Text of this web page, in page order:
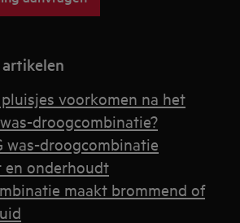
voorkomen na het
droogcombinatie?
was-droogcombinatie
en onderhoudt
maakt brommend of